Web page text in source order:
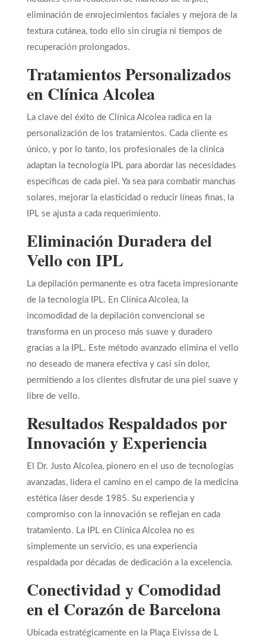
eliminación de enrojecimientos faciales y mejora de la
textura cutánea, todo ello sin cirugía ni tiempos de
recuperación prolongados.
Tratamientos Personalizados
en Clínica Alcolea
La clave del éxito de Clínica Alcolea radica en la
personalización de los tratamientos. Cada cliente es
único, y por lo tanto, los profesionales de la clínica
adaptan la tecnología IPL para abordar las necesidades
específicas de cada piel. Ya sea para combatir manchas
solares, mejorar la elasticidad o reducir líneas finas, la
IPL se ajusta a cada requerimiento.
Eliminación Duradera del
Vello con IPL
La depilación permanente es otra faceta impresionante
de la tecnología IPL. En Clínica Alcolea, la
incomodidad de la depilación convencional se
transforma en un proceso más suave y duradero
gracias a la IPL. Este método avanzado elimina el vello
no deseado de manera efectiva y casi sin dolor,
permitiendo a los clientes disfrutar de una piel suave y
libre de vello.
Resultados Respaldados por
Innovación y Experiencia
El Dr. Justo Alcolea, pionero en el uso de tecnologías
avanzadas, lidera el camino en el campo de la medicina
estética láser desde 1985. Su experiencia y
compromiso con la innovación se reflejan en cada
tratamiento. La IPL en Clínica Alcolea no es
simplemente un servicio, es una experiencia
respaldada por décadas de dedicación a la excelencia.
Conectividad y Comodidad
en el Corazón de Barcelona
Ubicada estratégicamente en la Plaça Eivissa de L